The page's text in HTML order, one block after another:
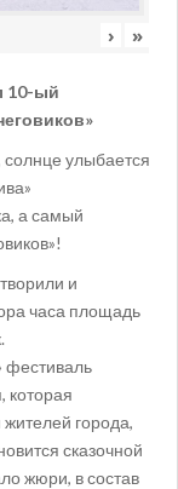
› »
10-ый
солнце улыбается
а самый
и
часа площадь
фестиваль
которая
города,
сказочной
жюри, в состав